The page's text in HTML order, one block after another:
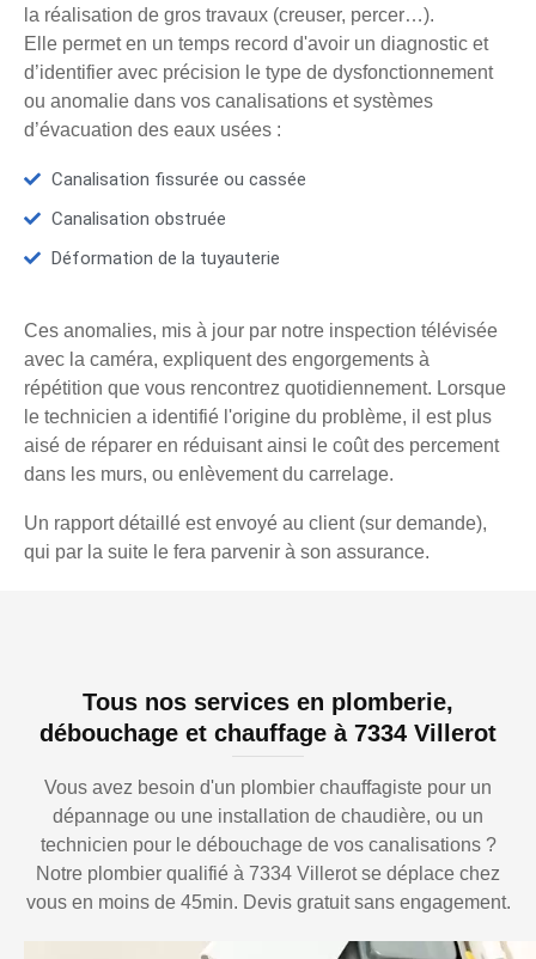
la réalisation de gros travaux (creuser, percer…).
Elle permet en un temps record d'avoir un diagnostic et
d’identifier avec précision le type de dysfonctionnement
ou anomalie dans vos canalisations et systèmes
d’évacuation des eaux usées :
Canalisation fissurée ou cassée
Canalisation obstruée
Déformation de la tuyauterie
Ces anomalies, mis à jour par notre inspection télévisée
avec la caméra, expliquent des engorgements à
répétition que vous rencontrez quotidiennement. Lorsque
le technicien a identifié l'origine du problème, il est plus
aisé de réparer en réduisant ainsi le coût des percement
dans les murs, ou enlèvement du carrelage.
Un rapport détaillé est envoyé au client (sur demande),
qui par la suite le fera parvenir à son assurance.
Tous nos services en plomberie,
débouchage et chauffage à 7334 Villerot
Vous avez besoin d'un plombier chauffagiste pour un
dépannage ou une installation de chaudière, ou un
technicien pour le débouchage de vos canalisations ?
Notre plombier qualifié à 7334 Villerot se déplace chez
vous en moins de 45min. Devis gratuit sans engagement.